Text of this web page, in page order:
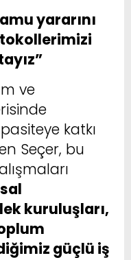
yararını
ve
katkı
Seçer, bu
kuruluşları,
güçlü iş